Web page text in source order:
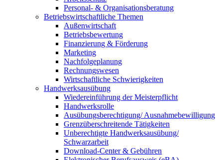
Personal- & Organisationsberatung
Betriebswirtschaftliche Themen
Außenwirtschaft
Betriebsbewertung
Finanzierung & Förderung
Marketing
Nachfolgeplanung
Rechnungswesen
Wirtschaftliche Schwierigkeiten
Handwerksausübung
Wiedereinführung der Meisterpflicht
Handwerksrolle
Ausübungsberechtigung/ Ausnahmebewilligung
Grenzüberschreitende Tätigkeiten
Unberechtigte Handwerksausübung/
Schwarzarbeit
Download-Center & Gebühren